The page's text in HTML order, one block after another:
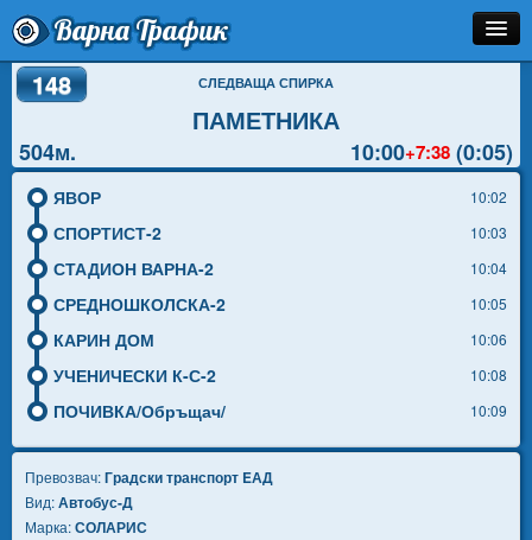
Варна Трафик
Спирка
Разписание
Как Да Стигна?
Инфо
148 СЛЕДВАЩА СПИРКА
ПАМЕТНИКА
10:00+7:38 (0:05)
504м.
ЯВОР 10:02
СПОРТИСТ-2 10:03
СТАДИОН ВАРНА-2 10:04
СРЕДНОШКОЛСКА-2 10:05
КАРИН ДОМ 10:06
УЧЕНИЧЕСКИ К-С-2 10:08
ПОЧИВКА/Обръщач/ 10:09
Превозвач:Градски транспорт EАД
Вид:Автобус-Д
Марка:СОЛАРИС